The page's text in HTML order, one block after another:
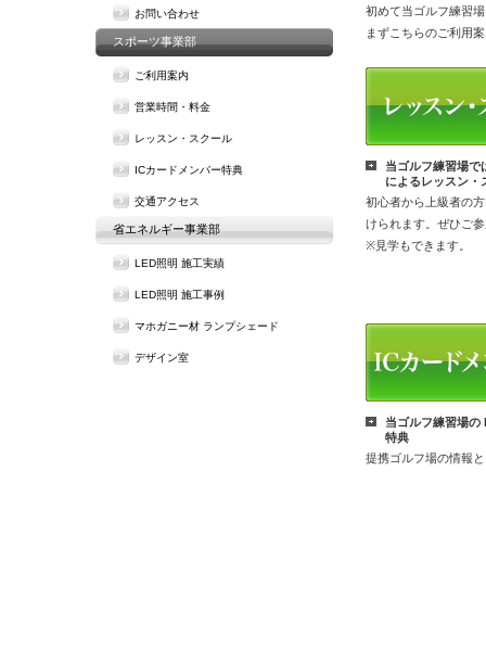
初めて当ゴルフ練習
まずこちらのご利用
当ゴルフ練習場で
によるレッスン・
初心者から上級者の
けられます。ぜひご
※見学もできます。
当ゴルフ練習場の
特典
提携ゴルフ場の情報
お問い合わせ
スポーツ事業部
ご利用案内
営業時間・料金
レッスン・スクール
ICカードメンバー特典
交通アクセス
省エネルギー事業部
LED照明 施工実績
LED照明 施工事例
マホガニー材 ランプシェード
デザイン室